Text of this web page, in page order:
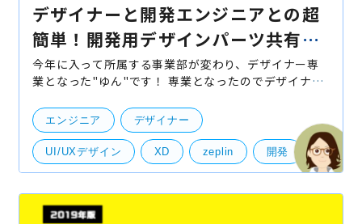
デザイナーと開発エンジニアとの超
簡単！開発用デザインパーツ共有方
法！
今年に入って所属する事業部が変わり、デザイナー専
業となった"ゆん"です！ 専業となったのでデザイナー
様、エンジニアの方々とのパーツ共有はどうなさって
ますか
エンジニア デザイナー
UI/UXデザイン XD zeplin 開発
開発・便利ツール